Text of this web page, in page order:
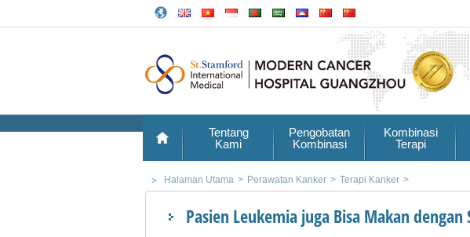
Tentang
Kami
Pengobatan
Kombinasi
Kombinasi
Terapi
Halaman Utama > Perawatan Kanker > Terapi Kanker >
Pasien Leukemia juga Bisa Makan dengan